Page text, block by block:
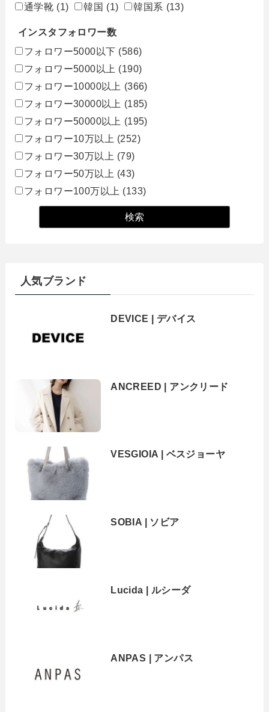
通学靴 (1) 韓国 (1) 韓国系 (13)
インスタフォロワー数
フォロワー5000以下 (586)
フォロワー5000以上 (190)
フォロワー10000以上 (366)
フォロワー30000以上 (185)
フォロワー50000以上 (195)
フォロワー10万以上 (252)
フォロワー30万以上 (79)
フォロワー50万以上 (43)
フォロワー100万以上 (133)
人気ブランド
DEVICE | デバイス
ANCREED | アンクリード
VESGIOIA | ベスジョーヤ
SOBIA | ソビア
Lucida | ルシーダ
ANPAS | アンパス